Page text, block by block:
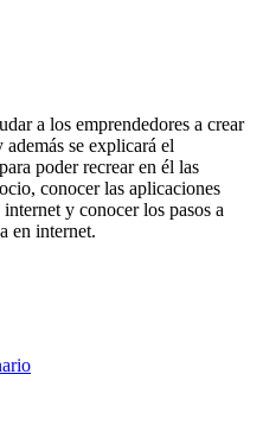
a los emprendedores a crear
se explicará el
poder recrear en él las
conocer las aplicaciones
y conocer los pasos a
en internet.